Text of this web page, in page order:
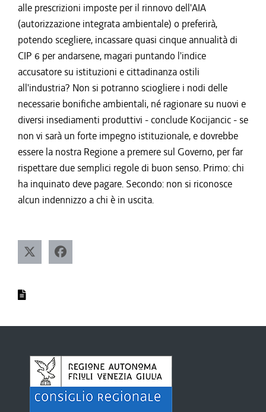
alle prescrizioni imposte per il rinnovo dell'AIA
(autorizzazione integrata ambientale) o preferirà,
potendo scegliere, incassare quasi cinque annualità di
CIP 6 per andarsene, magari puntando l'indice
accusatore su istituzioni e cittadinanza ostili
all'industria? Non si potranno sciogliere i nodi delle
necessarie bonifiche ambientali, né ragionare su nuovi e
diversi insediamenti produttivi - conclude Kocijancic - se
non vi sarà un forte impegno istituzionale, e dovrebbe
essere la nostra Regione a premere sul Governo, per far
rispettare due semplici regole di buon senso. Primo: chi
ha inquinato deve pagare. Secondo: non si riconosce
alcun indennizzo a chi è in uscita.